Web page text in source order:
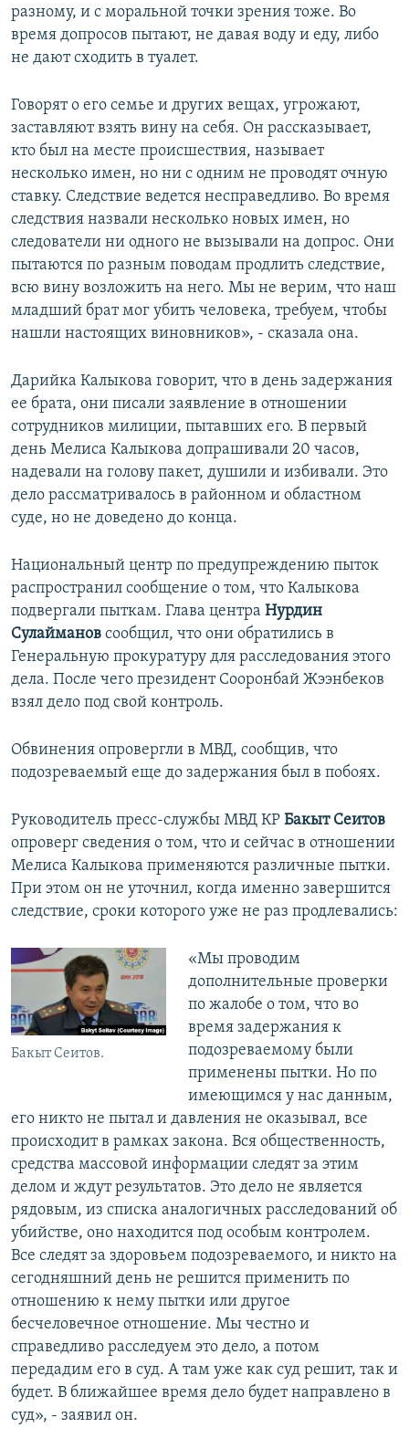
разному, и с моральной точки зрения тоже. Во
время допросов пытают, не давая воду и еду, либо
не дают сходить в туалет.
Говорят о его семье и других вещах, угрожают,
заставляют взять вину на себя. Он рассказывает,
кто был на месте происшествия, называет
несколько имен, но ни с одним не проводят очную
ставку. Следствие ведется несправедливо. Во время
следствия назвали несколько новых имен, но
следователи ни одного не вызывали на допрос. Они
пытаются по разным поводам продлить следствие,
всю вину возложить на него. Мы не верим, что наш
младший брат мог убить человека, требуем, чтобы
нашли настоящих виновников», - сказала она.
Дарийка Калыкова говорит, что в день задержания
ее брата, они писали заявление в отношении
сотрудников милиции, пытавших его. В первый
день Мелиса Калыкова допрашивали 20 часов,
надевали на голову пакет, душили и избивали. Это
дело рассматривалось в районном и областном
суде, но не доведено до конца.
Национальный центр по предупреждению пыток
распространил сообщение о том, что Калыкова
подвергали пыткам. Глава центра Нурдин
Сулайманов сообщил, что они обратились в
Генеральную прокуратуру для расследования этого
дела. После чего президент Сооронбай Жээнбеков
взял дело под свой контроль.
Обвинения опровергли в МВД, сообщив, что
подозреваемый еще до задержания был в побоях.
Руководитель пресс-службы МВД КР Бакыт Сеитов
опроверг сведения о том, что и сейчас в отношении
Мелиса Калыкова применяются различные пытки.
При этом он не уточнил, когда именно завершится
следствие, сроки которого уже не раз продлевались:
Бакыт Сеитов.
«Мы проводим
дополнительные проверки
по жалобе о том, что во
время задержания к
подозреваемому были
применены пытки. Но по
имеющимся у нас данным,
его никто не пытал и давления не оказывал, все
происходит в рамках закона. Вся общественность,
средства массовой информации следят за этим
делом и ждут результатов. Это дело не является
рядовым, из списка аналогичных расследований об
убийстве, оно находится под особым контролем.
Все следят за здоровьем подозреваемого, и никто на
сегодняшний день не решится применить по
отношению к нему пытки или другое
бесчеловечное отношение. Мы честно и
справедливо расследуем это дело, а потом
передадим его в суд. А там уже как суд решит, так и
будет. В ближайшее время дело будет направлено в
суд», - заявил он.